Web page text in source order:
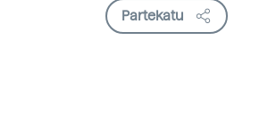
Partekatu